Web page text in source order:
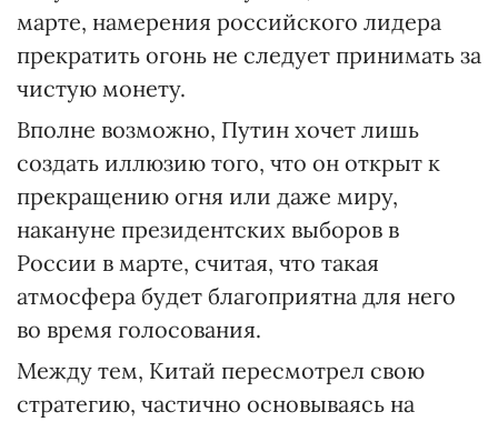
марте, намерения российского лидера
прекратить огонь не следует принимать за
чистую монету.
Вполне возможно, Путин хочет лишь
создать иллюзию того, что он открыт к
прекращению огня или даже миру,
накануне президентских выборов в
России в марте, считая, что такая
атмосфера будет благоприятна для него
во время голосования.
Между тем, Китай пересмотрел свою
стратегию, частично основываясь на